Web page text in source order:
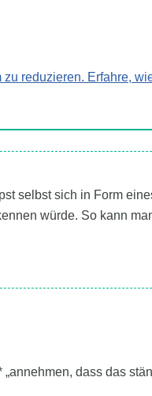
zu reduzieren. Erfahre,
selbst sich in Form
würde. So kann
„annehmen, dass das